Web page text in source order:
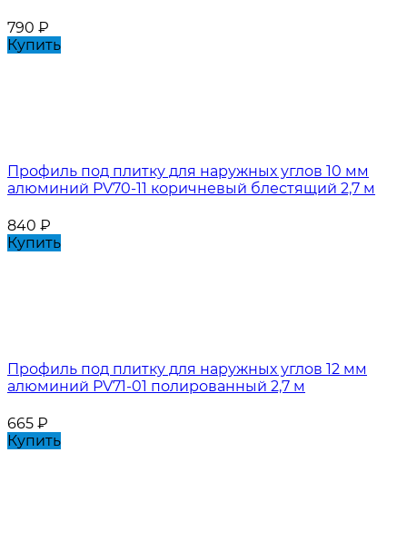
790 ₽
Купить
Профиль под плитку для наружных углов 10 мм
алюминий PV70-11 коричневый блестящий 2,7 м
840 ₽
Купить
Профиль под плитку для наружных углов 12 мм
алюминий PV71-01 полированный 2,7 м
665 ₽
Купить